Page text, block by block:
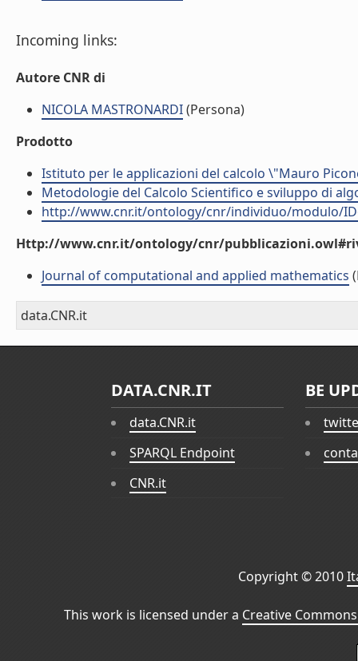
Incoming links:
Autore CNR di
NICOLA MASTRONARDI(Persona)
Prodotto
Istituto per le applicazioni del calcolo \"Mauro
Metodologie del Calcolo Scientifico e sviluppo di
http://www.cnr.it/ontology/cnr/individuo/modulo/
Http://www.cnr.it/ontology/cnr/
Journal of computational and applied mathematics
data.CNR.it
DATA.CNR.IT
data.CNR.it
SPARQL Endpoint
CNR.it
BE
Copyright © 2010
This work is licensed under a Creative